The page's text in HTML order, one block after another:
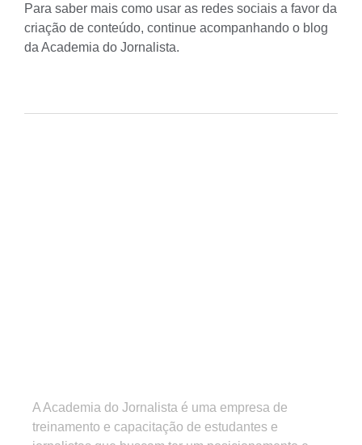
Para saber mais como usar as redes sociais a favor da
criação de conteúdo, continue acompanhando o blog
da Academia do Jornalista.
A Academia do Jornalista é uma empresa de
treinamento e capacitação de estudantes e